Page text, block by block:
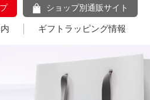
ショップ別通販サイト
ギフトラッピング情報